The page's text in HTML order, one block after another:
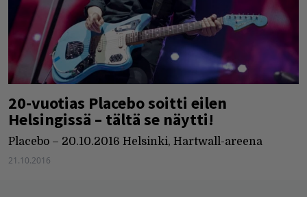
20-vuotias Placebo soitti eilen
Helsingissä – tältä se näytti!
Placebo – 20.10.2016 Helsinki, Hartwall-areena
21.10.2016